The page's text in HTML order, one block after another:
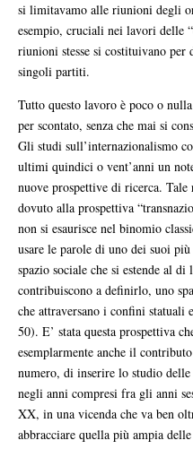
si limitavamo alle riunioni degli
esempio, cruciali nei lavori delle
riunioni stesse si costituivano
singoli partiti.
Tutto questo lavoro è poco o
per scontato, senza che mai si
Gli studi sull’internazionalismo
ultimi quindici o vent’anni un
nuove prospettive di ricerca.
dovuto alla prospettiva
non si esaurisce nel binomio
usare le parole di uno dei suoi
spazio sociale che si estende al
contribuiscono a definirlo, uno
che attraversano i confini statuali
50). E’ stata questa prospettiva
esemplarmente anche il
numero, di inserire lo studio
negli anni compresi fra gli anni
XX, in una vicenda che va ben
abbracciare quella più ampia